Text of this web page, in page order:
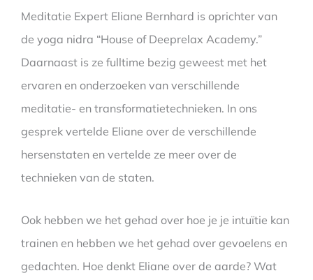
Meditatie Expert Eliane Bernhard is oprichter van
de yoga nidra “House of Deeprelax Academy.”
Daarnaast is ze fulltime bezig geweest met het
ervaren en onderzoeken van verschillende
meditatie- en transformatietechnieken. In ons
gesprek vertelde Eliane over de verschillende
hersenstaten en vertelde ze meer over de
technieken van de staten.
Ook hebben we het gehad over hoe je je intuïtie kan
trainen en hebben we het gehad over gevoelens en
gedachten. Hoe denkt Eliane over de aarde? Wat